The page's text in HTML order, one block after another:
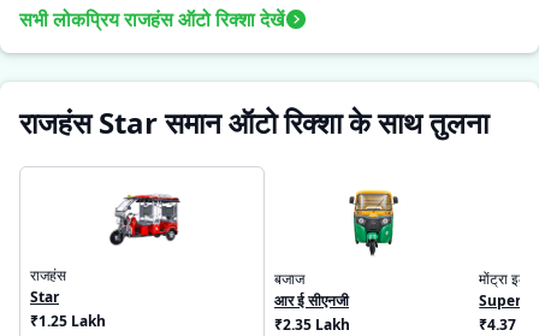
सभी लोकप्रिय राजहंस ऑटो रिक्शा देखें
राजहंस Star समान ऑटो रिक्शा के साथ तुलना
राजहंस
Star
₹1.25 Lakh
बजाज
आर ई सीएनजी
₹2.35 Lakh
मोंट्रा
Super
₹4.37 -